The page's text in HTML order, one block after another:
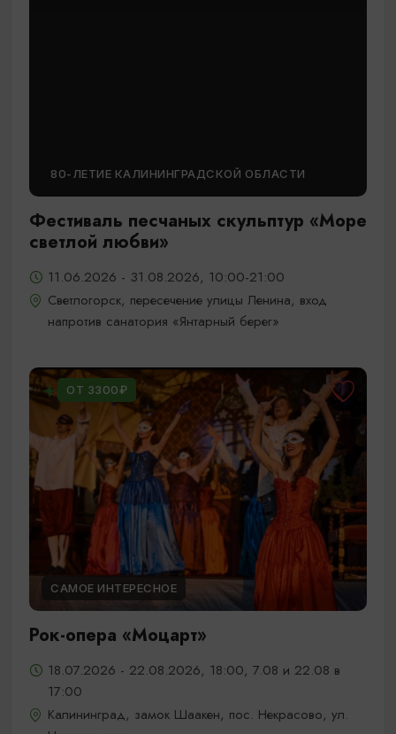
80-ЛЕТИЕ КАЛИНИНГРАДСКОЙ ОБЛАСТИ
Фестиваль песчаных скульптур «Море
светлой любви»
11.06.2026 - 31.08.2026, 10:00-21:00
Светлогорск, пересечение улицы Ленина, вход
напротив санатория «Янтарный берег»
ОТ 3300₽
САМОЕ ИНТЕРЕСНОЕ
Рок-опера «Моцарт»
18.07.2026 - 22.08.2026, 18:00, 7.08 и 22.08 в
17:00
Калининград, замок Шаакен, пос. Некрасово, ул.